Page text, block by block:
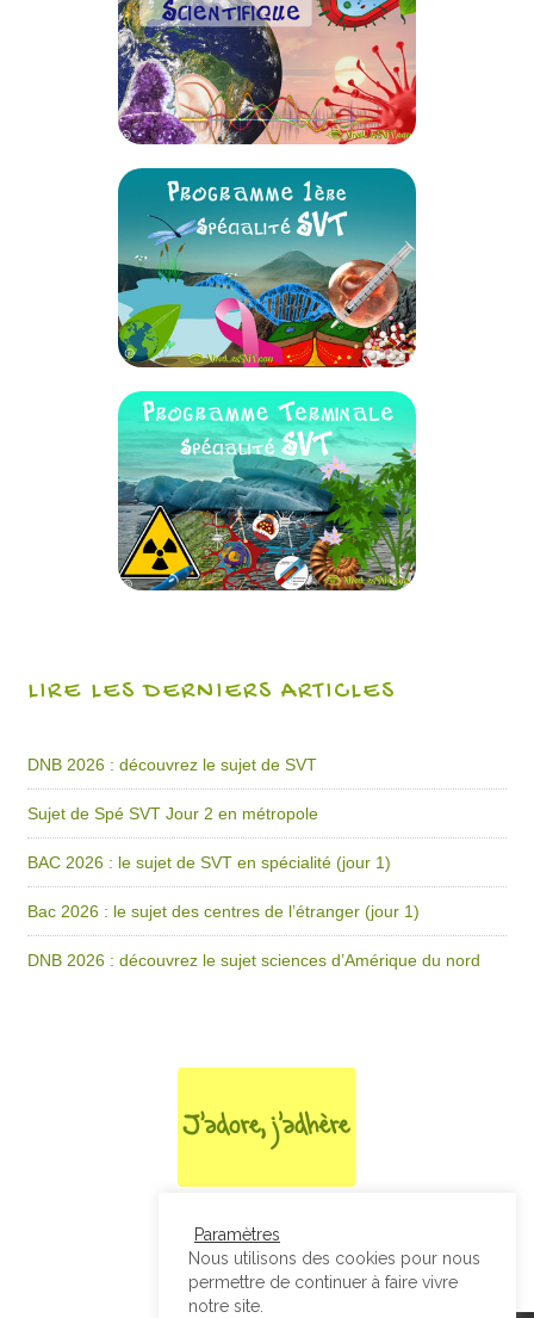
LIRE LES DERNIERS ARTICLES
DNB 2026 : découvrez le sujet de SVT
Sujet de Spé SVT Jour 2 en métropole
BAC 2026 : le sujet de SVT en spécialité (jour 1)
Bac 2026 : le sujet des centres de l’étranger (jour 1)
DNB 2026 : découvrez le sujet sciences d’Amérique du nord
Paramètres
Nous utilisons des cookies pour nous
permettre de continuer à faire vivre
notre site.